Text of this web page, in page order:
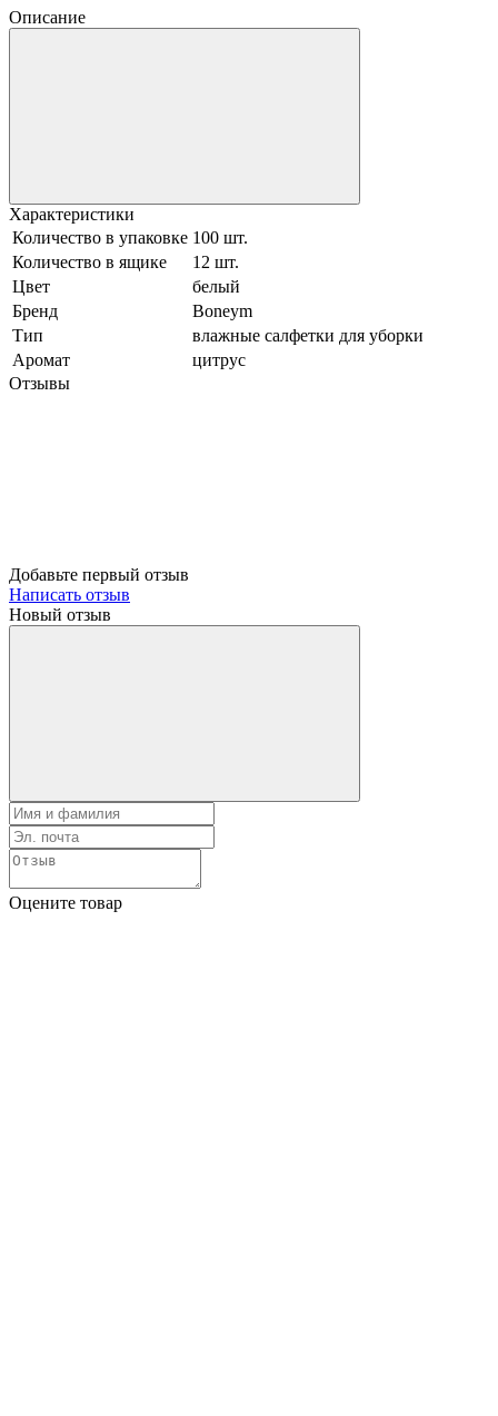
Описание
Характеристики
Количество в упаковке 100 шт.
Количество в ящике
12 шт.
Цвет
белый
Бренд
Boneym
Тип
влажные салфетки для уборки
Аромат
цитрус
Отзывы
Добавьте первый отзыв
Написать отзыв
Новый отзыв
Оцените товар